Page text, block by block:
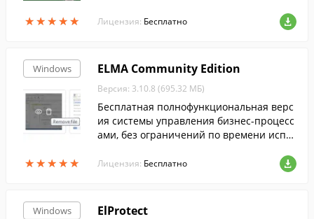
★★★★★
★★★★★ Лицензия: Бесплатно
Windows
★★★★★
★★★★★
ELMA Community Edition
Версия: 3.10.8 (695.32 МБ)
Бесплатная полнофункциональная верс
ия системы управления бизнес-процесс
ами, без ограничений по времени испо
их лицензий.
Лицензия: Бесплатно
Windows ElProtect